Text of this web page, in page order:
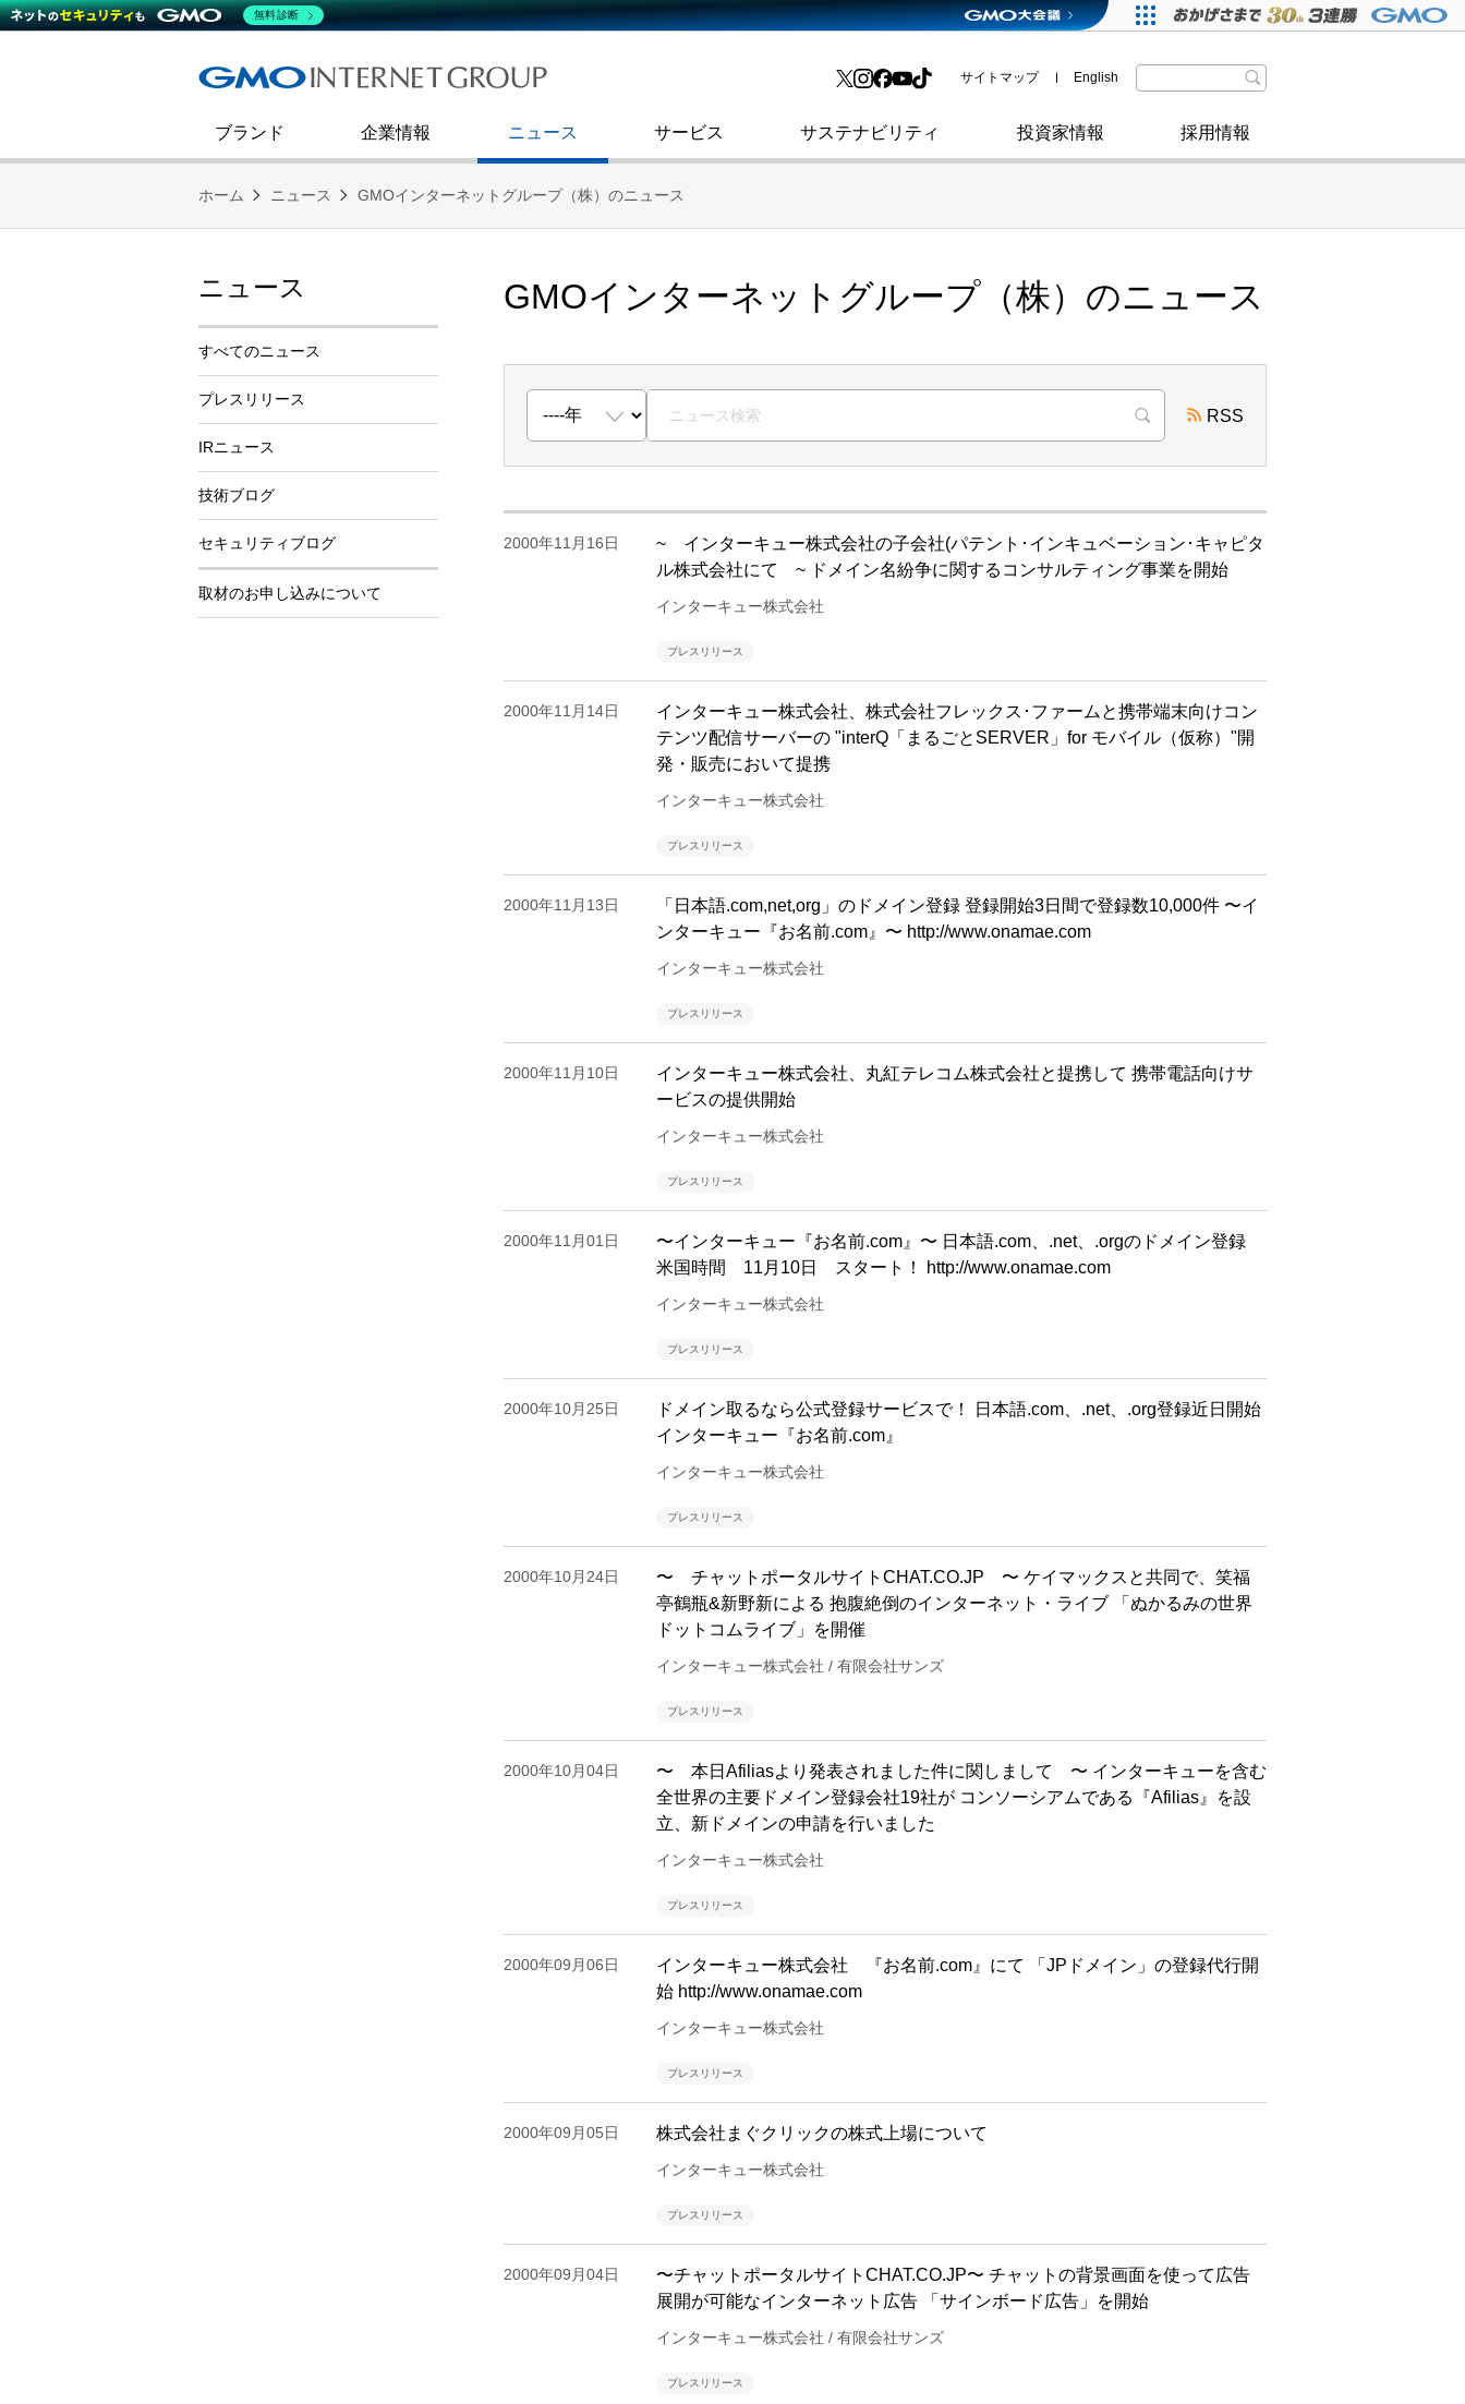
ブランド
企業情報
会社概要
社史
渋谷フクラス入館方法
ニュース
技術ブログ 取材のお申し込みについて
サービス
インターネットセキュリティ事業 その他
サステナビリティ
コミュニケーション
ダイバーシティ＆インクルージョン
SDGsへの取り組み
政府・自治体からの認定
投資家情報
熊谷正寿が語るグループ成長戦略・
財務・業績
よくあるご質問 格付・社債情報
採用情報
第二新卒採用 サイトマップ English
ホーム ニュース GMOインターネットグループ（株）のニュース
GMOインターネットグループ（株）のニュース
RSS
2000年11月16日
~ インターキュー株式会社の子会社(パテント･インキュベーション･キャピタ
ル株式会社にて ~ ドメイン名紛争に関するコンサルティング事業を開始
インターキュー株式会社
プレスリリース
2000年11月14日
インターキュー株式会社、株式会社フレックス･ファームと携帯端末向けコン
テンツ配信サーバーの "interQ「まるごとSERVER」for モバイル（仮称）"開
発・販売において提携
インターキュー株式会社
プレスリリース
2000年11月13日
「日本語.com,net,org」のドメイン登録 登録開始3日間で登録数10,000件 〜イ
ンターキュー『お名前.com』〜 http://www.onamae.com
インターキュー株式会社
プレスリリース
2000年11月10日
インターキュー株式会社、丸紅テレコム株式会社と提携して 携帯電話向けサ
ービスの提供開始
インターキュー株式会社
プレスリリース
2000年11月01日
〜インターキュー『お名前.com』〜 日本語.com、.net、.orgのドメイン登録
米国時間 11月10日 スタート！ http://www.onamae.com
インターキュー株式会社
プレスリリース
2000年10月25日
ドメイン取るなら公式登録サービスで！ 日本語.com、.net、.org登録近日開始
インターキュー『お名前.com』
インターキュー株式会社
プレスリリース
2000年10月24日
〜 チャットポータルサイトCHAT.CO.JP 〜 ケイマックスと共同で、笑福
亭鶴瓶&新野新による 抱腹絶倒のインターネット・ライブ 「ぬかるみの世界
ドットコムライブ」を開催
インターキュー株式会社 / 有限会社サンズ
プレスリリース
2000年10月04日
〜 本日Afiliasより発表されました件に関しまして 〜 インターキューを含む
全世界の主要ドメイン登録会社19社が コンソーシアムである『Afilias』を設
立、新ドメインの申請を行いました
インターキュー株式会社
プレスリリース
2000年09月06日
インターキュー株式会社 『お名前.com』にて 「JPドメイン」の登録代行開
始 http://www.onamae.com
インターキュー株式会社
プレスリリース
2000年09月05日 株式会社まぐクリックの株式上場について
インターキュー株式会社
プレスリリース
2000年09月04日
〜チャットポータルサイトCHAT.CO.JP〜 チャットの背景画面を使って広告
展開が可能なインターネット広告 「サインボード広告」を開始
インターキュー株式会社 / 有限会社サンズ
プレスリリース
ニュース
すべてのニュース
プレスリリース
IRニュース
技術ブログ
セキュリティブログ
取材のお申し込みについて
無料診断